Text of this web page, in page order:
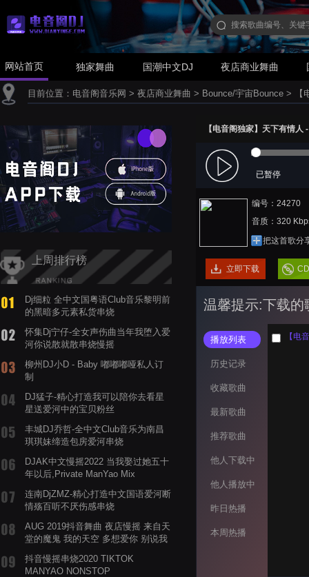
网站首页 独家舞曲 国潮中文DJ 夜店商业舞曲
目前位置： 电音阁音乐网 > 夜店商业舞曲 > Bounce/宇宙Bounce >
上周排行榜
Dj细粒 全中文国粤语Club音乐黎明前
的黑暗多元素私货串烧
怀集Dj宁仔-全女声伤曲当年我堕入爱
河你说散就散串烧慢摇
柳州DJ小D - Baby 嘟嘟嘟哑私人订
制
DJ猛子-精心打造我可以陪你去看星
星送爱河中的宝贝粉丝
丰城DJ乔哲-全中文Club音乐为南昌
琪琪妹缔造包房爱河串烧
DJAK中文慢摇2022 当我娶过她五十
年以后,Private ManYao Mix
连南DjZMZ-精心打造中文国语爱河断
情殇百听不厌伤感串烧
AUG 2019抖音舞曲 夜店慢摇 来自天
堂的魔鬼 我的天空 多想爱你 别说我
抖音慢摇串烧2020 TIKTOK
MANYAO NONSTOP
【电音阁独家】天下有情
已暂停
编号：24270
音质：320
把这首歌分
立即下载
温馨提示:下载的
播放列表
历史记录
收藏歌曲
最新歌曲
推荐歌曲
他人下载中
他人播放中
昨日热播
本周热播